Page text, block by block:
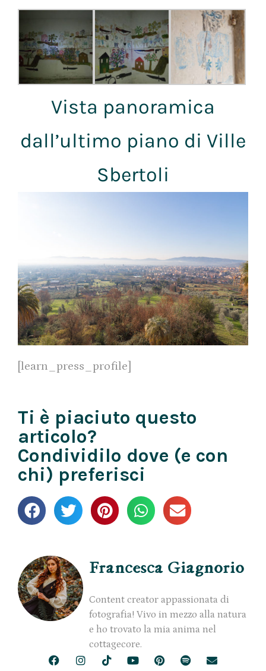
Vista panoramica
dall’ultimo piano di Ville
Sbertoli
[learn_press_profile]
Ti è piaciuto questo
articolo?
Condividilo dove (e con
chi) preferisci
Francesca Giagnorio
Content creator appassionata di
fotografia! Vivo in mezzo alla natura
e ho trovato la mia anima nel
cottagecore.